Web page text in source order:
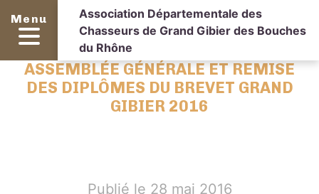
Menu
Association Départementale des
Chasseurs de Grand Gibier des Bouches
du Rhône
ASSEMBLÉE GÉNÉRALE ET REMISE
DES DIPLÔMES DU BREVET GRAND
GIBIER 2016
Publié le 28 mai 2016